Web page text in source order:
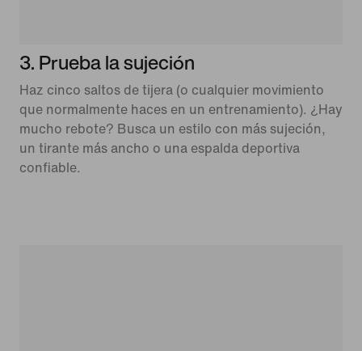
3. Prueba la sujeción
Haz cinco saltos de tijera (o cualquier movimiento
que normalmente haces en un entrenamiento). ¿Hay
mucho rebote? Busca un estilo con más sujeción,
un tirante más ancho o una espalda deportiva
confiable.